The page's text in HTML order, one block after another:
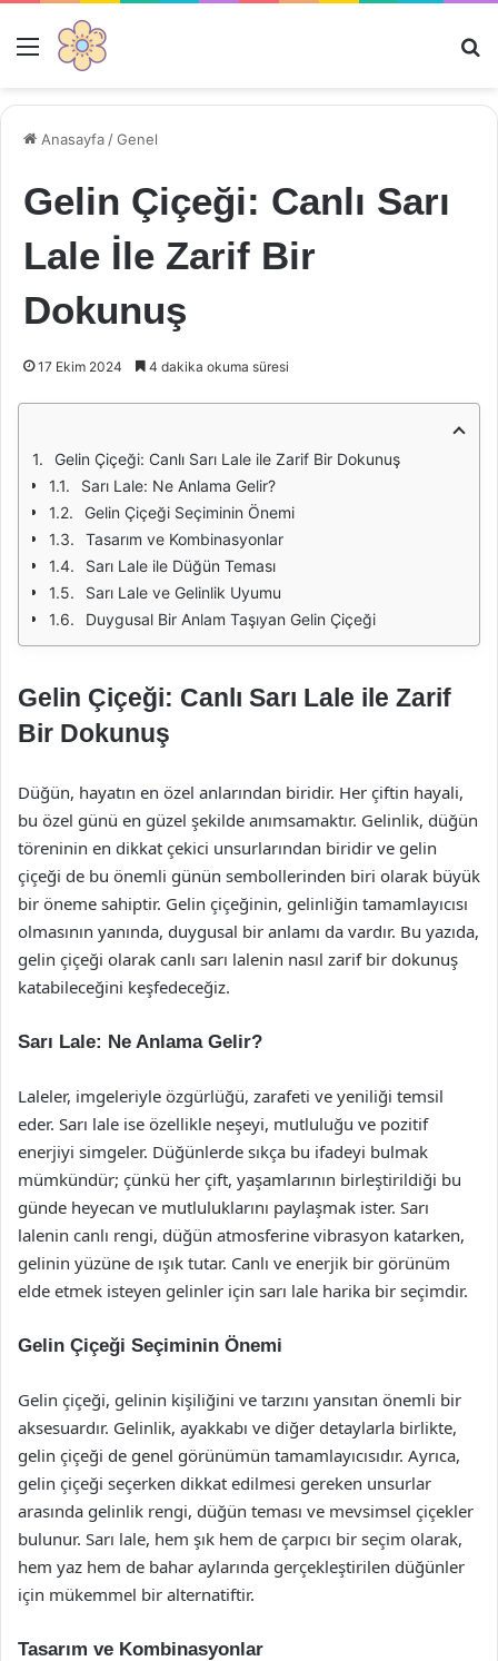
Menü
Anasayfa /Genel
Gelin Çiçeği: Canlı Sarı
Lale İle Zarif Bir
Dokunuş
17 Ekim 2024 4 dakika okuma süresi
Gelin Çiçeği: Canlı Sarı Lale ile Zarif Bir Dokunuş
Sarı Lale: Ne Anlama Gelir?
Gelin Çiçeği Seçiminin Önemi
Tasarım ve Kombinasyonlar
Sarı Lale ile Düğün Teması
Sarı Lale ve Gelinlik Uyumu
Duygusal Bir Anlam Taşıyan Gelin Çiçeği
Gelin Çiçeği: Canlı Sarı Lale ile Zarif
Bir Dokunuş
Düğün, hayatın en özel anlarından biridir. Her çiftin hayali,
bu özel günü en güzel şekilde anımsamaktır. Gelinlik, düğün
töreninin en dikkat çekici unsurlarından biridir ve gelin
çiçeği de bu önemli günün sembollerinden biri olarak büyük
bir öneme sahiptir. Gelin çiçeğinin, gelinliğin tamamlayıcısı
olmasının yanında, duygusal bir anlamı da vardır. Bu yazıda,
gelin çiçeği olarak canlı sarı lalenin nasıl zarif bir dokunuş
katabileceğini keşfedeceğiz.
Sarı Lale: Ne Anlama Gelir?
Laleler, imgeleriyle özgürlüğü, zarafeti ve yeniliği temsil
eder. Sarı lale ise özellikle neşeyi, mutluluğu ve pozitif
enerjiyi simgeler. Düğünlerde sıkça bu ifadeyi bulmak
mümkündür; çünkü her çift, yaşamlarının birleştirildiği bu
günde heyecan ve mutluluklarını paylaşmak ister. Sarı
lalenin canlı rengi, düğün atmosferine vibrasyon katarken,
gelinin yüzüne de ışık tutar. Canlı ve enerjik bir görünüm
elde etmek isteyen gelinler için sarı lale harika bir seçimdir.
Gelin Çiçeği Seçiminin Önemi
Gelin çiçeği, gelinin kişiliğini ve tarzını yansıtan önemli bir
aksesuardır. Gelinlik, ayakkabı ve diğer detaylarla birlikte,
gelin çiçeği de genel görünümün tamamlayıcısıdır. Ayrıca,
gelin çiçeği seçerken dikkat edilmesi gereken unsurlar
arasında gelinlik rengi, düğün teması ve mevsimsel çiçekler
bulunur. Sarı lale, hem şık hem de çarpıcı bir seçim olarak,
hem yaz hem de bahar aylarında gerçekleştirilen düğünler
için mükemmel bir alternatiftir.
Tasarım ve Kombinasyonlar